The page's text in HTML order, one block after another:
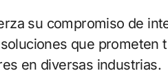
su compromiso de
que prometen
en diversas industrias.